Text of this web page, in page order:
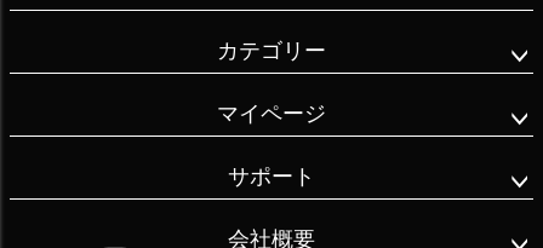
カテゴリー
マイページ
サポート
会社概要